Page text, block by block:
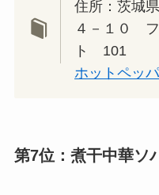
住所：茨城
４－１０
ト 101
ホットペッ
第7位：煮干中華ソ